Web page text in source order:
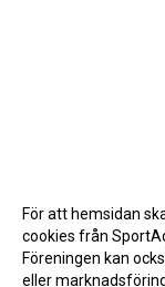
För att hemsidan
cookies från
Föreningen kan
eller